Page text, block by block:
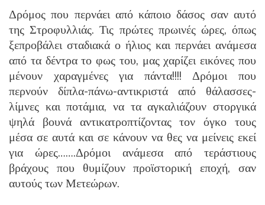
Δρόμος που περνάει από κάποιο δάσος σαν αυτό
της Στροφυλλιάς. Τις πρώτες πρωινές ώρες, όπως
ξεπροβάλει σταδιακά ο ήλιος και περνάει ανάμεσα
από τα δέντρα το φως του, μας χαρίζει εικόνες που
μένουν χαραγμένες για πάντα!!!! Δρόμοι που
περνούν δίπλα-πάνω-αντικριστά από θάλασσες-
λίμνες και ποτάμια, να τα αγκαλιάζουν στοργικά
ψηλά βουνά αντικατροπτίζοντας τον όγκο τους
μέσα σε αυτά και σε κάνουν να θες να μείνεις εκεί
για ώρες…….Δρόμοι ανάμεσα από τεράστιους
βράχους που θυμίζουν προϊστορική εποχή, σαν
αυτούς των Μετεώρων.